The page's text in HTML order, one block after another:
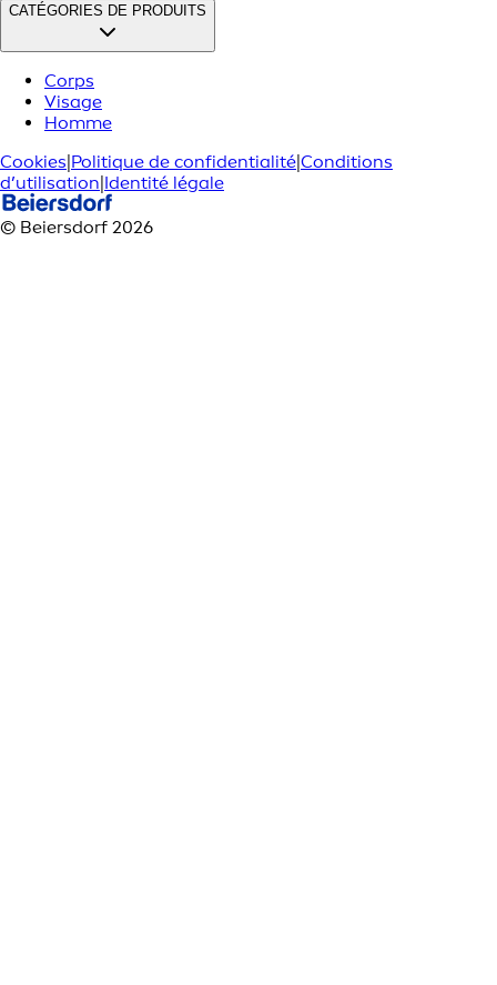
CATÉGORIES DE PRODUITS
Corps
Visage
Homme
Cookies|Politique de confidentialité|Conditions
d’utilisation|Identité légale
© Beiersdorf 2026